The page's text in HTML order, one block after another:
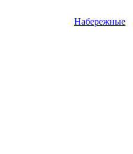
Набережные